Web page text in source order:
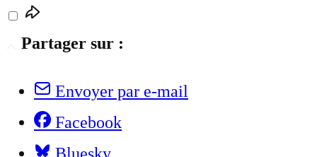
Partager sur :
Envoyer par e-mail
Facebook